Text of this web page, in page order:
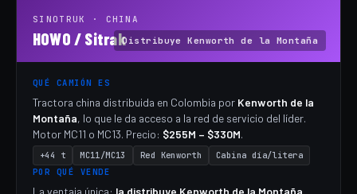
SINOTRUK · CHINA
HOWO / SitrakDistribuye Kenworth de la Montaña
QUÉ CAMIÓN ES
Tractora china distribuida en Colombia por Kenworth de la
Montaña, lo que le da acceso a la red de servicio del líder.
Motor MC11 o MC13. Precio: $255M – $330M.
+44 t MC11/MC13 Red Kenworth
Cabina día/litera
POR QUÉ VENDE
La ventaja única: la distribuye Kenworth de la Montaña.